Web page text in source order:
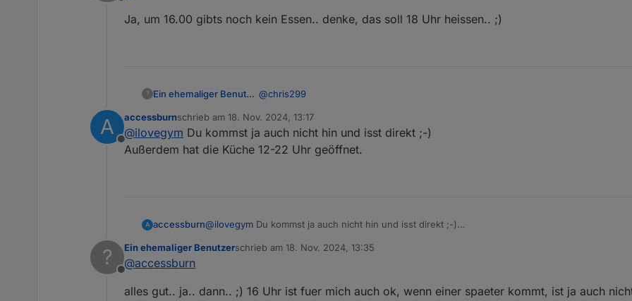
Offline
Ja, um 16.00 gibts noch kein Essen.. denke, das soll 18 Uhr heissen.. ;)
? Ein ehemaliger Benutzer @chris299
Ja, um 16.00 gibts noch kein Essen.. denke, das soll 18 Uhr heissen.. ;)
A
Offline
accessburnschrieb am 18. Nov. 2024, 13:17
zuletzt editiert von
@ilovegym Du kommst ja auch nicht hin und isst direkt ;-)
Außerdem hat die Küche 12-22 Uhr geöffnet.
A accessburn@ilovegym Du kommst ja auch nicht hin und isst direkt ;-)
?
Offline
Ein ehemaliger Benutzerschrieb am 18. Nov. 2024, 13:35
zuletzt editiert von
@accessburn
alles gut.. ja.. dann.. ;) 16 Uhr ist fuer mich auch ok, wenn einer spaeter kommt, ist ja auch